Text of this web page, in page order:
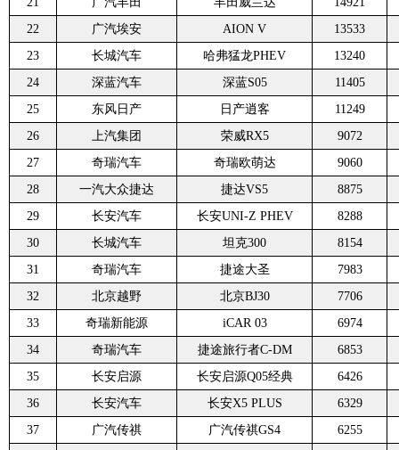
22
广汽埃安 AION V
13533
23
长城汽车 哈弗猛龙PHEV
13240
24
深蓝汽车 深蓝S05
11405
25
东风日产 日产逍客
11249
26
上汽集团 荣威RX5
9072
27
奇瑞汽车 奇瑞欧萌达
9060
28
一汽大众捷达 捷达VS5
8875
29
长安汽车 长安UNI-Z PHEV
8288
30
长城汽车 坦克300
8154
31
奇瑞汽车 捷途大圣
7983
32
北京越野 北京BJ30
7706
33
奇瑞新能源 iCAR 03
6974
34
奇瑞汽车 捷途旅行者C-DM
6853
35
长安启源 长安启源Q05经典
6426
36
长安汽车 长安X5 PLUS
6329
37
广汽传祺 广汽传祺GS4
6255